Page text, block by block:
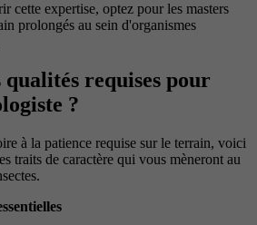
cette expertise, optez pour les masters
prolongés au sein d'organismes
qualités requises pour
?
à la patience requise sur le terrain, voici
traits de caractère qui vous mèneront au